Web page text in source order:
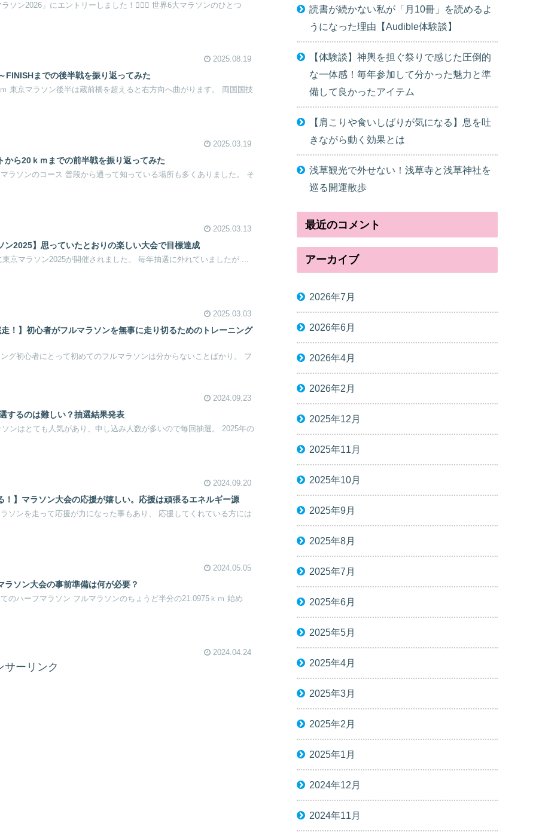
ソン2026」にエントリーしました！🏃‍♀️✨ 世界6大マラソンのひとつ
2025.08.19
FINISHまでの後半戦を振り返ってみた
東京マラソン後半は蔵前橋を超えると右方向へ曲がります。 両国国技
2025.03.19
から20ｋｍまでの前半戦を振り返ってみた
ラソンのコース 普段から通って知っている場所も多くありました。 そ
2025.03.13
ン2025】思っていたとおりの楽しい大会で目標達成
京マラソン2025が開催されました。 毎年抽選に外れていましたが ...
2025.03.03
走！】初心者がフルマラソンを無事に走り切るためのトレーニング
グ初心者にとって初めてのフルマラソンは分からないことばかり。 フ
2024.09.23
するのは難しい？抽選結果発表
ンはとても人気があり、申し込み人数が多いので毎回抽選。 2025年の
2024.09.20
！】マラソン大会の応援が嬉しい。応援は頑張るエネルギー源
ソンを走って応援が力になった事もあり、 応援してくれている方には
2024.05.05
ラソン大会の事前準備は何が必要？
のハーフマラソン フルマラソンのちょうど半分の21.0975ｋｍ 始め
2024.04.24
サーリンク
読書が続かない私が「月10冊」を読めるよ
うになった理由【Audible体験談】
【体験談】神輿を担ぐ祭りで感じた圧倒的
な一体感！毎年参加して分かった魅力と準
備して良かったアイテム
【肩こりや食いしばりが気になる】息を吐
きながら動く効果とは
浅草観光で外せない！浅草寺と浅草神社を
巡る開運散歩
最近のコメント
アーカイブ
2026年7月
2026年6月
2026年4月
2026年2月
2025年12月
2025年11月
2025年10月
2025年9月
2025年8月
2025年7月
2025年6月
2025年5月
2025年4月
2025年3月
2025年2月
2025年1月
2024年12月
2024年11月